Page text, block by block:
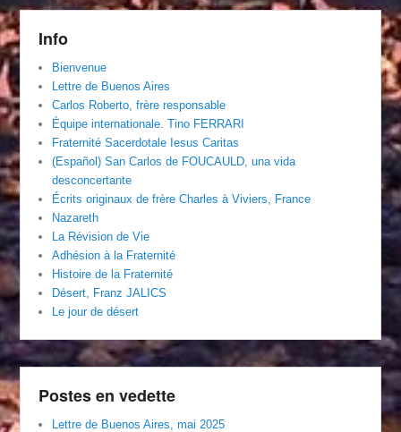
Info
Bienvenue
Lettre de Buenos Aires
Carlos Roberto, frère responsable
Équipe internationale. Tino FERRARI
Fraternité Sacerdotale Iesus Caritas
(Español) San Carlos de FOUCAULD, una vida
desconcertante
Écrits originaux de frère Charles à Viviers, France
Nazareth
La Révision de Vie
Adhésion à la Fraternité
Histoire de la Fraternité
Désert, Franz JALICS
Le jour de désert
Postes en vedette
Lettre de Buenos Aires, mai 2025